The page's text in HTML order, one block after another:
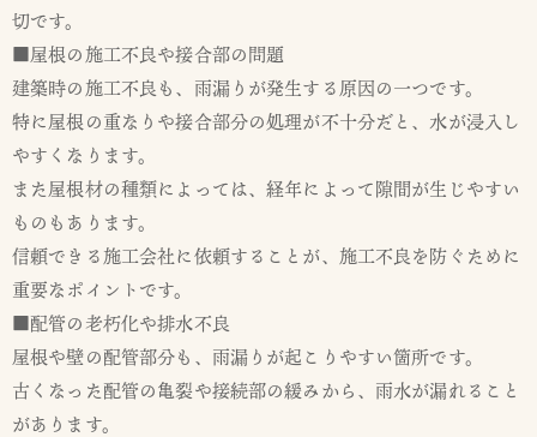
切です。
■屋根の施工不良や接合部の問題
建築時の施工不良も、雨漏りが発生する原因の一つです。
特に屋根の重なりや接合部分の処理が不十分だと、水が浸入し
やすくなります。
また屋根材の種類によっては、経年によって隙間が生じやすい
ものもあります。
信頼できる施工会社に依頼することが、施工不良を防ぐために
重要なポイントです。
■配管の老朽化や排水不良
屋根や壁の配管部分も、雨漏りが起こりやすい箇所です。
古くなった配管の亀裂や接続部の緩みから、雨水が漏れること
があります。